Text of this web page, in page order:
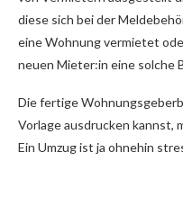
diese sich bei der
eine Wohnung vermietet
neuen Mieter:in eine solche
Die fertige
Vorlage ausdrucken kannst,
Ein Umzug ist ja ohnehin